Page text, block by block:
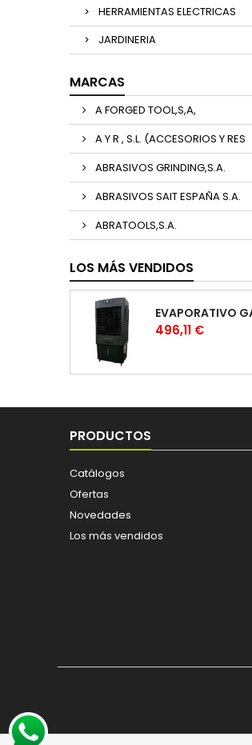
HERRAMIENTAS ELECTRICAS
JARDINERIA
MARCAS
A FORGED TOOL,S,A,
A Y R , S.L. (ACCESORIOS Y RES
ABRASIVOS GRINDING,S.A.
ABRASIVOS SAIT ESPAÑA S.A.
ABRATOOLS,S.A.
LOS MÁS VENDIDOS
Precio
496,11 €
PRODUCTOS
Catálogos
Ofertas
Novedades
Los más vendidos